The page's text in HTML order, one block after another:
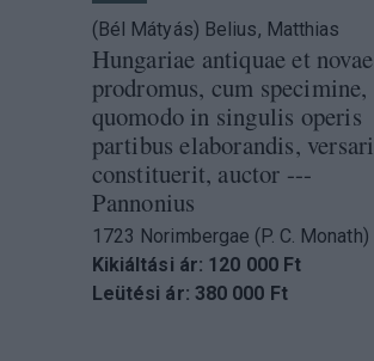
(Bél Mátyás) Belius, Matthias
Hungariae antiquae et novae
prodromus, cum specimine,
quomodo in singulis operis
partibus elaborandis, versari
constituerit, auctor ---
Pannonius
1723 Norimbergae (P. C. Monath)
Kikiáltási ár: 120 000 Ft
Leütési ár: 380 000 Ft